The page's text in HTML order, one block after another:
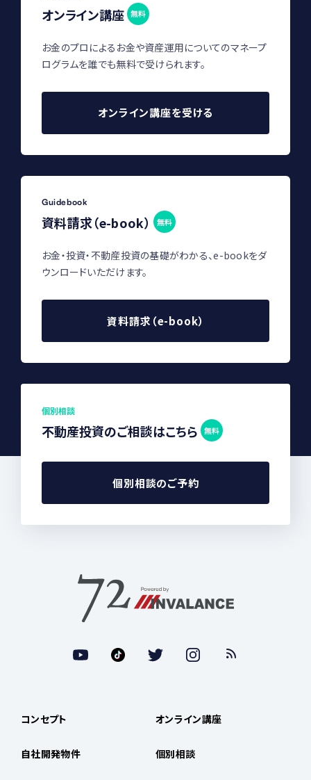
オンライン講座 無料
お金のプロによるお金や資産運用についてのマネープ
ログラムを誰でも無料で受けられます。
オンライン講座を受ける
Guidebook
資料請求（e-book） 無料
お金・投資・不動産投資の基礎がわかる、e-bookをダ
ウンロードいただけます。
資料請求（e-book）
個別相談
不動産投資のご相談はこちら 無料
個別相談のご予約
コンセプト
自社開発物件
オンライン講座
個別相談